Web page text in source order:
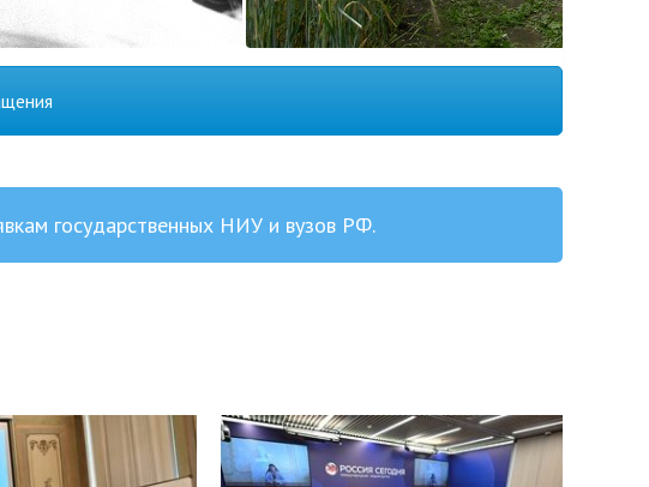
государственных НИУ и вузов РФ.